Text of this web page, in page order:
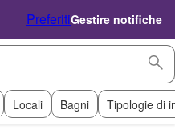
PreferitiGestire notifiche
Locali Bagni Tipologie di